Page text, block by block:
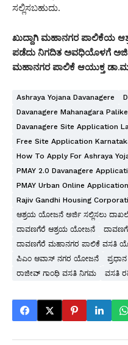
ಸಲ್ಲಿಸಬಹುದು.
ಖುದ್ದಾಗಿ ಮಹಾನಗರ ಪಾಲಿಕೆಯ
ಪಡೆದು ನಿಗದಿತ ಅವಧಿಯೊಳಗೆ
ಮಹಾನಗರ ಪಾಲಿಕೆ ಆಯುಕ್ತ
Ashraya Yojana Davanagere
Davanagere Mahanagara
Davanagere Site Application
Free Site Application
How To Apply For Ashraya
PMAY 2.0 Davanagere
PMAY Urban Online Application
Rajiv Gandhi Housing
ಆಶ್ರಯ ಯೋಜನೆ ಅರ್ಜಿ ಸಲ್ಲಿಸಲು
ದಾವಣಗೆರೆ ಆಶ್ರಯ ಯೋಜನೆ
ದಾವಣಗೆರೆ ಮಹಾನಗರ ಪಾಲಿಕೆ ವಸತಿ
ಪಿಎಂ ಆವಾಸ್ ನಗರ ಯೋಜನೆ
ರಾಜೀವ್ ಗಾಂಧಿ ವಸತಿ ನಿಗಮ
ವಸತಿ